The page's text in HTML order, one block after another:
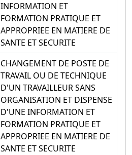
INFORMATION ET
FORMATION PRATIQUE ET
APPROPRIEE EN MATIERE DE
SANTE ET SECURITE
CHANGEMENT DE POSTE DE
TRAVAIL OU DE TECHNIQUE
D'UN TRAVAILLEUR SANS
ORGANISATION ET DISPENSE
D'UNE INFORMATION ET
FORMATION PRATIQUE ET
APPROPRIEE EN MATIERE DE
SANTE ET SECURITE